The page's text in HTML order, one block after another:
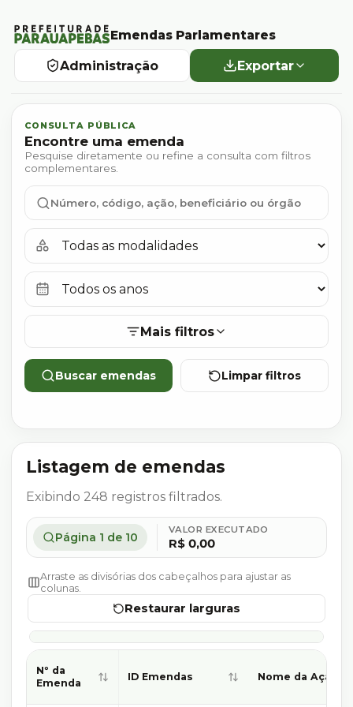
Emendas Parlamentares
Administração Exportar
CONSULTA PÚBLICA
Encontre uma emenda
Pesquise diretamente ou refine a consulta com filtros
complementares.
Pesquisar
Modalidade
Ano
Mais filtros
Buscar emendas Limpar filtros
Listagem de emendas
Exibindo 248 registros filtrados.
Página 1 de 10
VALOR EXECUTADO
R$ 0,00
Arraste as divisórias dos cabeçalhos para ajustar as
colunas.
Restaurar larguras
Nº da
Emenda
ID Emendas Nome da Ação